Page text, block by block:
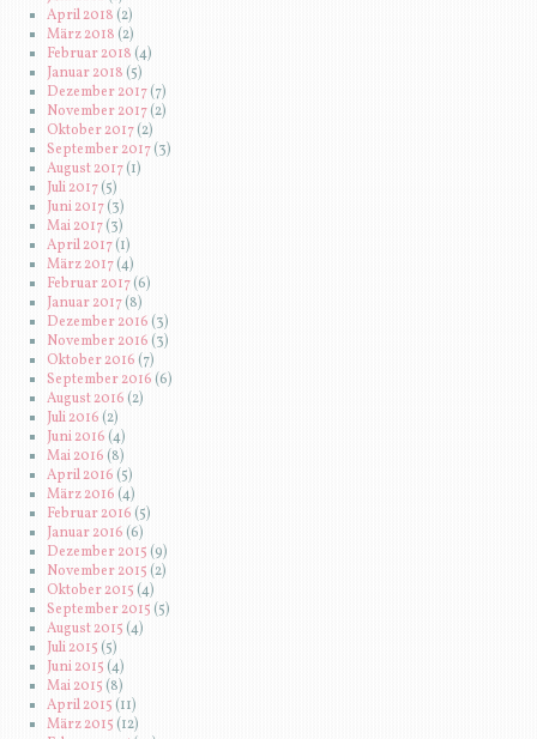
April 2018(2)
März 2018 (2)
Februar 2018(4)
Januar 2018 (5)
Dezember 2017(7)
November 2017(2)
Oktober 2017(2)
September 2017(3)
August 2017(1)
Juli 2017(5)
Juni 2017(3)
Mai 2017(3)
April 2017(1)
März 2017(4)
Februar 2017(6)
Januar 2017(8)
Dezember 2016 (3)
November 2016 (3)
Oktober 2016(7)
September 2016 (6)
August 2016(2)
Juli 2016(2)
Juni 2016 (4)
Mai 2016 (8)
April 2016(5)
März 2016 (4)
Februar 2016(5)
Januar 2016 (6)
Dezember 2015 (9)
November 2015 (2)
Oktober 2015 (4)
September 2015 (5)
August 2015 (4)
Juli 2015 (5)
Juni 2015 (4)
Mai 2015(8)
April 2015 (11)
März 2015 (12)